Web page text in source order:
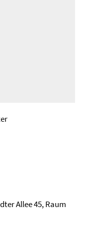
Allee 45, Raum